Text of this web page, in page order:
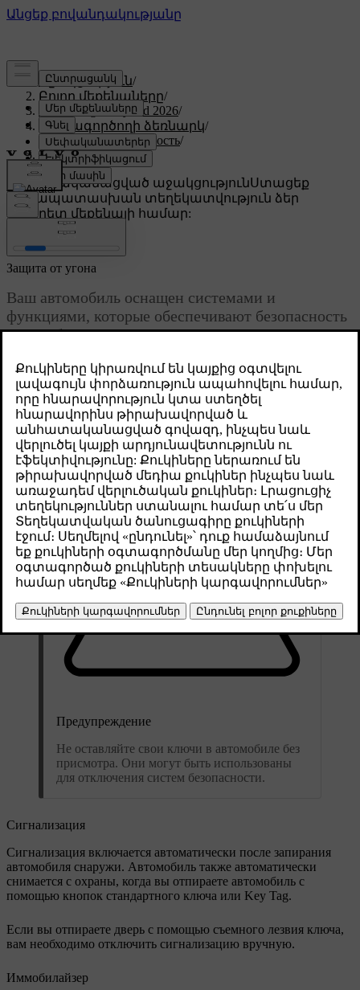
Աջակցություն/
Բոլոր մեքենաները/
XC60 Plug-in Hybrid 2026/
Օգտագործողի ձեռնարկ/
Посадка и безопасность/
Защита от угона
Անհատականացված աջակցությունՍտացեք
համապատասխան տեղեկատվություն ձեր
կոնկրետ մեքենայի համար:
Թարմացված 02.07.2025
Защита от угона
Ваш автомобиль оснащен системами и
функциями, которые обеспечивают безопасность
автомобиля, когда он заперт.
Когда автомобиль заперт, некоторые системы и функции либо
отключаются, либо включаются, чтобы защитить автомобиль
от угона.
Предупреждение
Не оставляйте свои ключи в автомобиле без
присмотра. Они могут быть использованы
для отключения систем безопасности.
Сигнализация
Сигнализация включается автоматически после запирания
автомобиля снаружи. Автомобиль также автоматически
снимается с охраны, когда вы отпираете автомобиль с
помощью кнопок стандартного ключа или Key Tag.
Если вы отпираете дверь с помощью съемного лезвия ключа,
вам необходимо отключить сигнализацию вручную.
Иммобилайзер